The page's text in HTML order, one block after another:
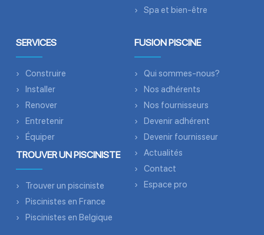
Spa et bien-être
SERVICES
Construire
Installer
Renover
Entretenir
Équiper
TROUVER UN PISCINISTE
Trouver un pisciniste
Piscinistes en France
Piscinistes en Belgique
FUSION PISCINE
Qui sommes-nous?
Nos adhérents
Nos fournisseurs
Devenir adhérent
Devenir fournisseur
Actualités
Contact
Espace pro